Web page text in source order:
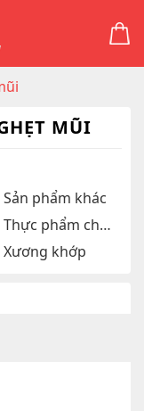
MŨI
Sản phẩm khác
Thực phẩm chức năng
Xương khớp